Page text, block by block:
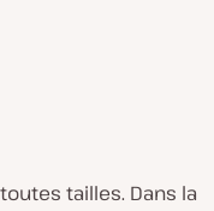
tailles. Dans la